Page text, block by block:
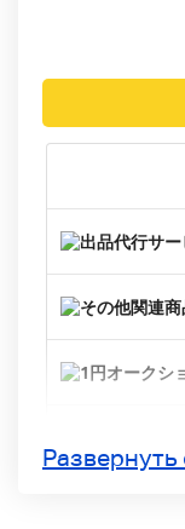
Развернуть